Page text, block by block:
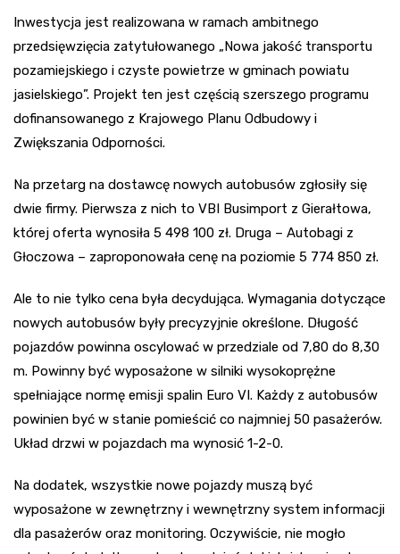
Inwestycja jest realizowana w ramach ambitnego
przedsięwzięcia zatytułowanego „Nowa jakość transportu
pozamiejskiego i czyste powietrze w gminach powiatu
jasielskiego”. Projekt ten jest częścią szerszego programu
dofinansowanego z Krajowego Planu Odbudowy i
Zwiększania Odporności.
Na przetarg na dostawcę nowych autobusów zgłosiły się
dwie firmy. Pierwsza z nich to VBI Busimport z Gierałtowa,
której oferta wynosiła 5 498 100 zł. Druga – Autobagi z
Głoczowa – zaproponowała cenę na poziomie 5 774 850 zł.
Ale to nie tylko cena była decydująca. Wymagania dotyczące
nowych autobusów były precyzyjnie określone. Długość
pojazdów powinna oscylować w przedziale od 7,80 do 8,30
m. Powinny być wyposażone w silniki wysokoprężne
spełniające normę emisji spalin Euro VI. Każdy z autobusów
powinien być w stanie pomieścić co najmniej 50 pasażerów.
Układ drzwi w pojazdach ma wynosić 1-2-0.
Na dodatek, wszystkie nowe pojazdy muszą być
wyposażone w zewnętrzny i wewnętrzny system informacji
dla pasażerów oraz monitoring. Oczywiście, nie mogło